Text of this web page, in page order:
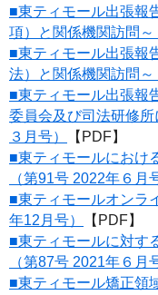
■東ティモール出張報
項）と関係機関訪問～
■東ティモール出張報
法）と関係機関訪問～
■東ティモール出張報
委員会及び司法研修
３月号）
【PDF】
■東ティモールにおけ
（第91号 2022年６月
■東ティモールオンラ
年12月号）
【PDF】
■東ティモールに対す
（第87号 2021年６月
■東ティモール矯正領